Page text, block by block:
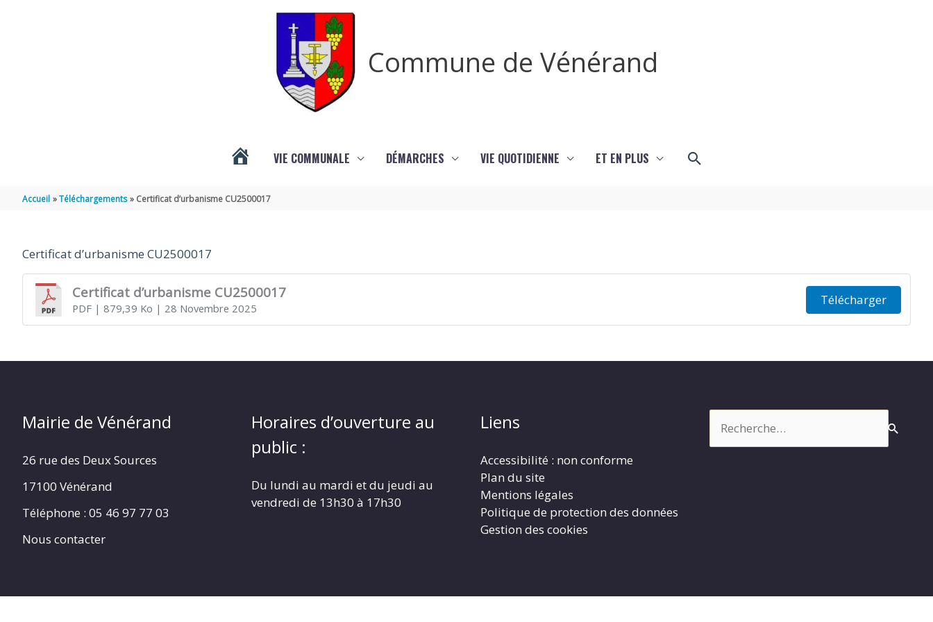
Commune de Vénérand
VIE COMMUNALE DÉMARCHES VIE QUOTIDIENNE ET EN PLUS Rechercher
Accueil Téléchargements Certificat d’urbanisme CU2500017
Certificat d’urbanisme CU2500017
Certificat d’urbanisme CU2500017
PDF| 879,39 Ko | 28 Novembre 2025
Télécharger
Mairie de Vénérand
26 rue des Deux Sources
17100 Vénérand
Téléphone : 05 46 97 77 03
Nous contacter
Horaires d’ouverture au
public :
Du lundi au mardi et du jeudi au
vendredi de 13h30 à 17h30
Liens
Accessibilité : non conforme
Plan du site
Mentions légales
Politique de protection des données
Gestion des cookies